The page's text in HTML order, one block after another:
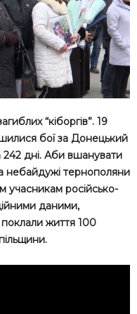
“кіборгів”. 19
бої за Донецький
дні. Аби вшанувати
небайдужі тернополяни
учасникам російсько-
даними,
життя 100